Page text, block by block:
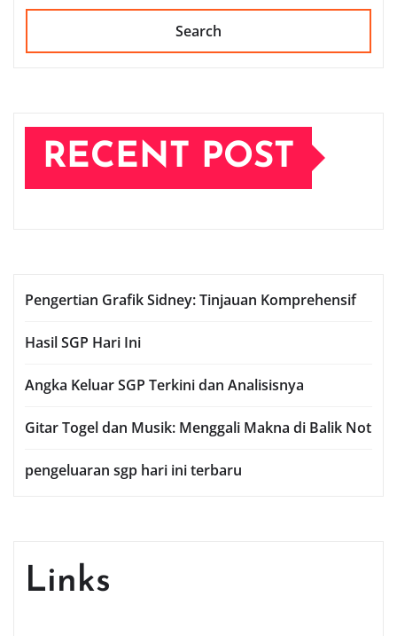
Search
RECENT POST
Pengertian Grafik Sidney: Tinjauan Komprehensif
Hasil SGP Hari Ini
Angka Keluar SGP Terkini dan Analisisnya
Gitar Togel dan Musik: Menggali Makna di Balik Not
pengeluaran sgp hari ini terbaru
Links